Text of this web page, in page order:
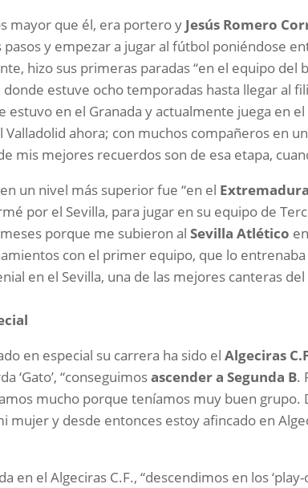
mayor que él, era portero y Jesús Romero
y empezar a jugar al fútbol poniéndose
hizo sus primeras paradas “en el equipo del
donde estuve ocho temporadas hasta llegar al
estuvo en el Granada y actualmente juega en el
Valladolid ahora; con muchos compañeros en
mis mejores recuerdos son de esa etapa,
un nivel más superior fue “en el Extremadura
por el Sevilla, para jugar en su equipo de
porque me subieron alSevilla Atlético
con el primer equipo, que lo entrenaba
en el Sevilla, una de las mejores canteras del
en especial su carrera ha sido elAlgeciras
‘Gato’, “conseguimosascender a Segunda B.
mucho porque teníamos muy buen grupo.
mujer y desde entonces estoy afincado en
en el Algeciras C.F., “descendimos en los